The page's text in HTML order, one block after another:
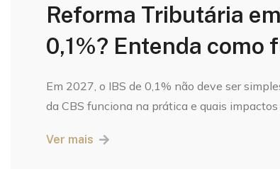
Reforma Tributária
0,1%? Entenda como
Em 2027, o IBS de 0,1% não deve ser
da CBS funciona na prática e quais
Ver mais